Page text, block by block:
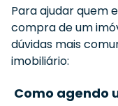
Para ajudar quem
compra de um
dúvidas mais
imobiliário:
Como agendo